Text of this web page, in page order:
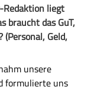
liegt
braucht das GuT,
(Personal, Geld,
unsere
formulierte uns